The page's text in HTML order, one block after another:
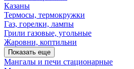
Казаны
Термосы, термокружки
Газ, горелки, лампы
Грили газовые, угольные
Жаровни, коптильни
Показать еще
Мангалы и печи стационарные